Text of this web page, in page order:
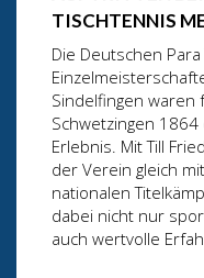
TISCHTENNIS
Die Deutschen
Sindelfingen waren
Schwetzingen
Erlebnis. Mit Till
der Verein gleich
nationalen
dabei nicht nur
auch wertvolle